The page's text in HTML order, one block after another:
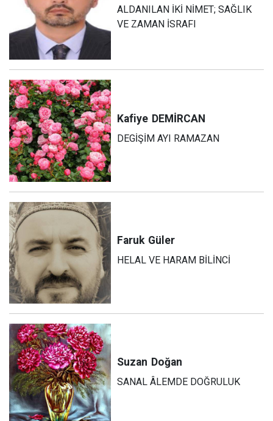
ALDANILAN İKİ NİMET; SAĞLIK
VE ZAMAN İSRAFI
Kafiye DEMİRCAN
DEGİŞİM AYI RAMAZAN
Faruk Güler
HELAL VE HARAM BİLİNCİ
Suzan Doğan
SANAL ÂLEMDE DOĞRULUK